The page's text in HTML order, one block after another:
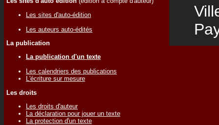
Les sites d'auto-édition
Les auteurs auto-édités
La publication
La publication d'un texte
Les calendriers des publications
L'écriture sur mesure
Les droits
Les droits d'auteur
La déclaration pour jouer un texte
La protection d'un texte